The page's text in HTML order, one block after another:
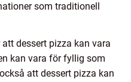
som traditionell
dessert pizza kan vara
kan vara för fyllig som
att dessert pizza kan